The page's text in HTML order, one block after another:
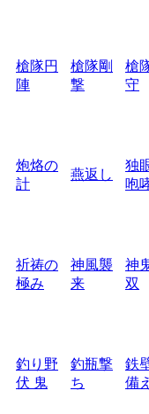
槍隊円
陣
槍隊剛
撃
槍
守
炮烙の
計
燕返し
独
咆
祈祷の
極み
神風襲
来
神
双
釣り野
伏 鬼
釣瓶撃
ち
鉄
備え